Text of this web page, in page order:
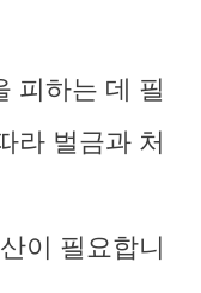
피하는 데 필
라 벌금과 처
이 필요합니